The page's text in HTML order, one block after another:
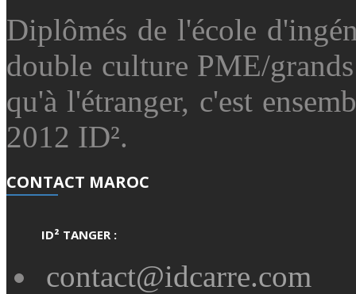
Diplômés de l'école
double culture PME/
qu'à l'étranger, c'est
2012 ID².
CONTACT MAROC
ID² TANGER :
contact@idcarre.com